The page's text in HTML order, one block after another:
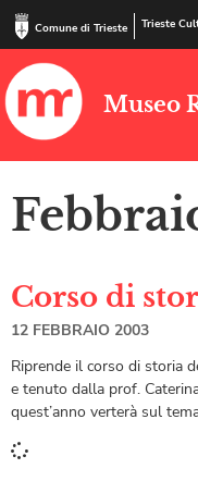
Comune di Trieste Trieste
Museo
Corso di
12 FEBBRAIO 2003
Riprende il corso di storia
e tenuto dalla prof.
quest’anno verterà sul